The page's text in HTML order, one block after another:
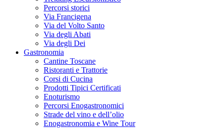
Percorsi storici
Via Francigena
Via del Volto Santo
Via degli Abati
Via degli Dei
Gastronomia
Cantine Toscane
Ristoranti e Trattorie
Corsi di Cucina
Prodotti Tipici Certificati
Enoturismo
Percorsi Enogastronomici
Strade del vino e dell’olio
Enogastronomia e Wine Tour